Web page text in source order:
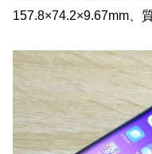
157.8×74.2×9.67mm、